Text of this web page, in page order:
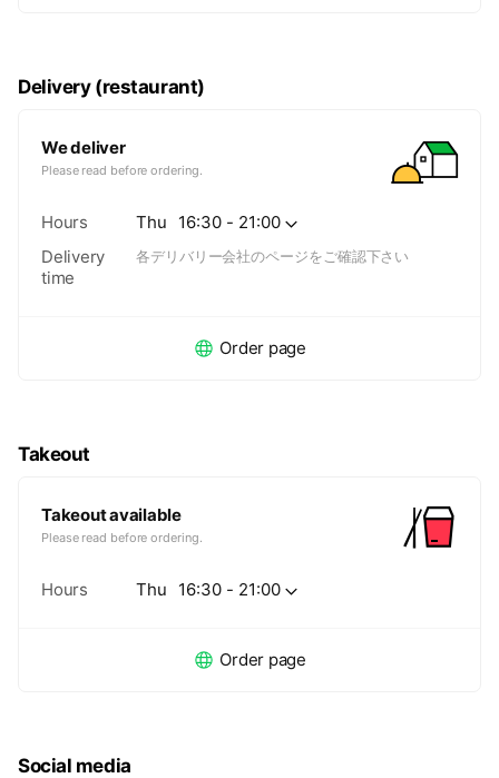
Delivery (restaurant)
We deliver
Please read before ordering.
Hours Thu
16:30 - 21:00
Delivery
time
各デリバリー会社のページをご確認下さい
Order page
Takeout
Takeout available
Please read before ordering.
Hours Thu 16:30 - 21:00
Order page
Social media